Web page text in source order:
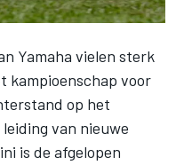
Yamaha vielen sterk
kampioenschap voor
op het
van nieuwe
is de afgelopen